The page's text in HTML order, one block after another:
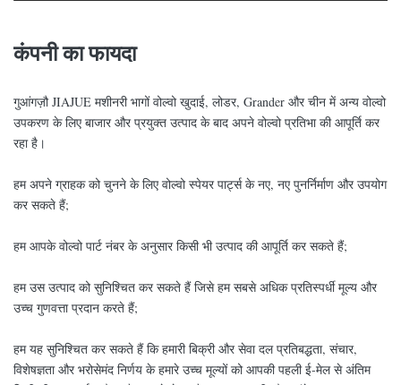
कंपनी का फायदा
गुआंगज़ौ JIAJUE मशीनरी भागों वोल्वो खुदाई, लोडर, Grander और चीन में अन्य वोल्वो
उपकरण के लिए बाजार और प्रयुक्त उत्पाद के बाद अपने वोल्वो प्रतिभा की आपूर्ति कर
रहा है।
हम अपने ग्राहक को चुनने के लिए वोल्वो स्पेयर पार्ट्स के नए, नए पुनर्निर्माण और उपयोग
कर सकते हैं;
हम आपके वोल्वो पार्ट नंबर के अनुसार किसी भी उत्पाद की आपूर्ति कर सकते हैं;
हम उस उत्पाद को सुनिश्चित कर सकते हैं जिसे हम सबसे अधिक प्रतिस्पर्धी मूल्य और
उच्च गुणवत्ता प्रदान करते हैं;
हम यह सुनिश्चित कर सकते हैं कि हमारी बिक्री और सेवा दल प्रतिबद्धता, संचार,
विशेषज्ञता और भरोसेमंद निर्णय के हमारे उच्च मूल्यों को आपकी पहली ई-मेल से अंतिम